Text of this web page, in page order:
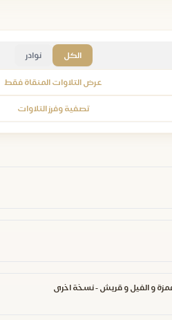
الكل نوادر
عرض التلاوات المنقاة فقط
تصفية وفرز التلاوات
الهمزة و الفيل و قريش - نسخة اخرى